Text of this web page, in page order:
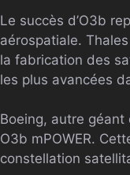
Le succès d’O3b
aérospatiale.
la fabrication des
les plus avancées
Boeing, autre
O3b mPOWER.
constellation